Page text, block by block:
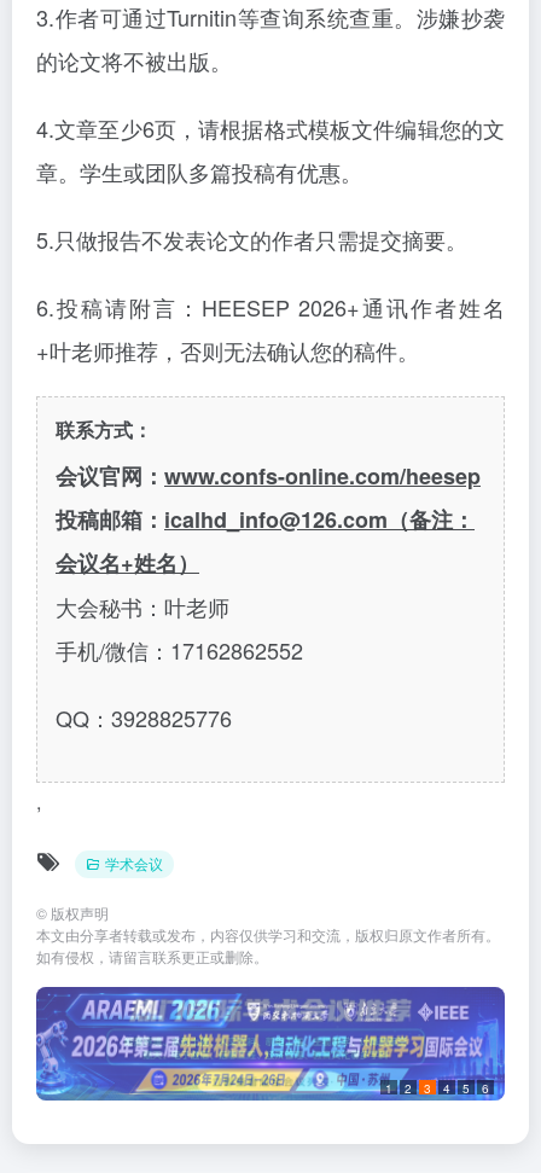
3.作者可通过Turnitin等查询系统查重。涉嫌抄袭
的论文将不被出版。
4.文章至少6页，请根据格式模板文件编辑您的文
章。学生或团队多篇投稿有优惠。
5.只做报告不发表论文的作者只需提交摘要。
6.投稿请附言：HEESEP 2026+通讯作者姓名
+叶老师推荐，否则无法确认您的稿件。
联系方式：
会议官网： www.confs-online.com/heesep
投稿邮箱： icalhd_info@126.com（备注：
会议名+姓名）
大会秘书：叶老师
手机/微信：17162862552
QQ：3928825776
,
学术会议
© 版权声明
本文由分享者转载或发布，内容仅供学习和交流，版权归原文作者所有。
如有侵权，请留言联系更正或删除。
1 2 3 4 5 6